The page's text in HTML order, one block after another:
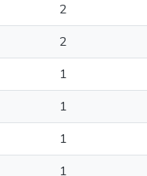
2
2
1
1
1
1